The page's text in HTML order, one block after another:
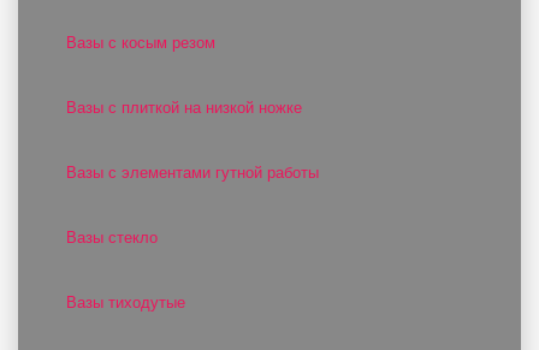
Вазы с косым резом
Вазы с плиткой на низкой ножке
Вазы с элементами гутной работы
Вазы стекло
Вазы тиходутые